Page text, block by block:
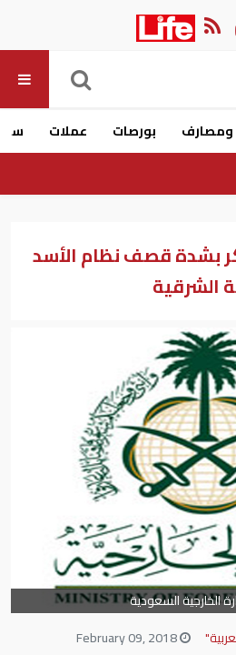
ومصارف بورصات عملات
بشدة قصف نظام الأسد
الشرقية
الخارجية السعودية
February 09, 2018